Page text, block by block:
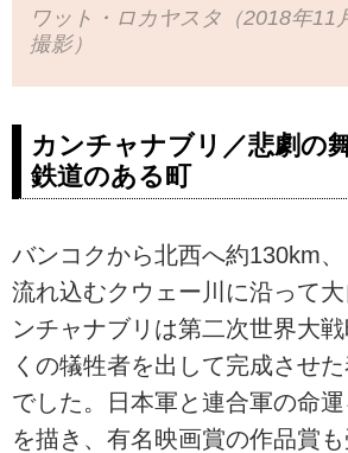
ワット・ロカヤスタ（2018年11
撮影）
カンチャナブリ／悲劇の
鉄道のある町
バンコクから北西へ約130km
流れ込むクウェー川に沿って
ンチャナブリは第二次世界大
くの犠牲者を出して完成させ
でした。日本軍と連合軍の命
を描き、有名映画賞の作品賞も